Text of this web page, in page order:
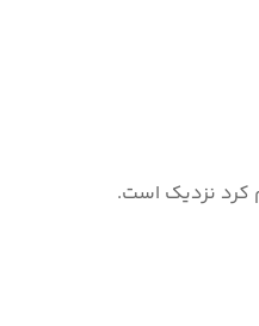
کرد نزدیک است.